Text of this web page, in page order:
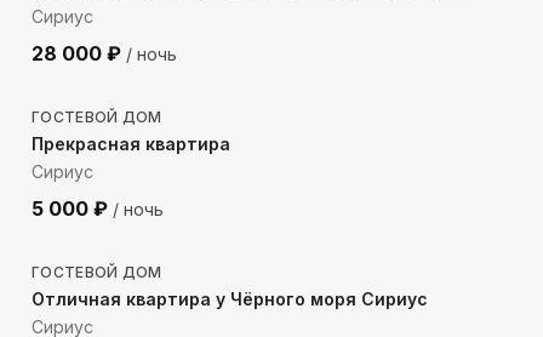
Сириус
28 000 ₽ / ночь
345м до моря
ГОСТЕВОЙ ДОМ
Прекрасная квартира
Сириус
5 000 ₽ / ночь
641м до моря
ГОСТЕВОЙ ДОМ
Отличная квартира у Чёрного моря Сириус
Сириус